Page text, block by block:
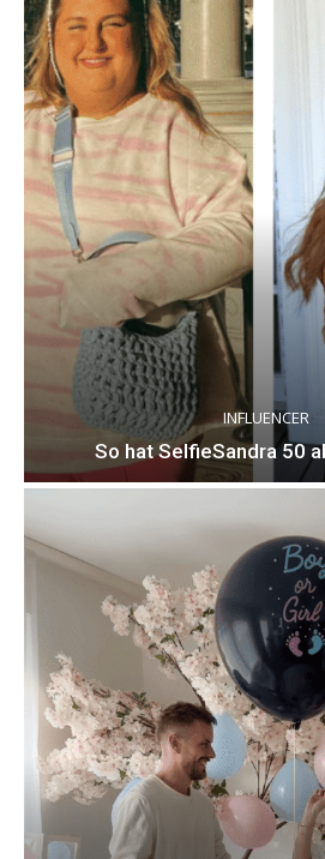
INFLUENCER
So hat SelfieSandra 50